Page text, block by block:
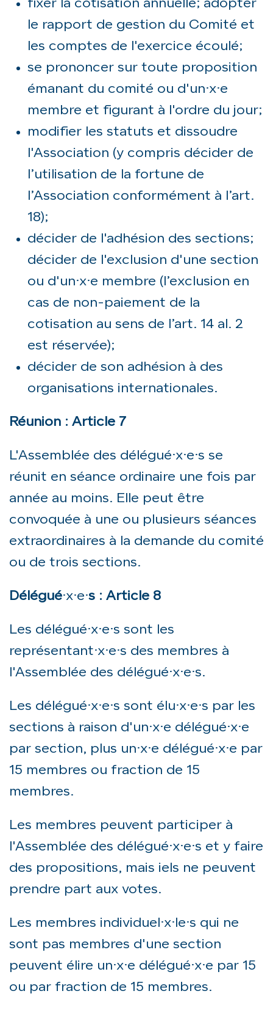
fixer la cotisation annuelle; adopter
le rapport de gestion du Comité et
les comptes de l'exercice écoulé;
se prononcer sur toute proposition
émanant du comité ou d'un·x·e
membre et figurant à l'ordre du jour;
modifier les statuts et dissoudre
l'Association (y compris décider de
l’utilisation de la fortune de
l’Association conformément à l’art.
18);
décider de l'adhésion des sections;
décider de l'exclusion d'une section
ou d'un·x·e membre (l’exclusion en
cas de non-paiement de la
cotisation au sens de l’art. 14 al. 2
est réservée);
décider de son adhésion à des
organisations internationales.
Réunion : Article 7
L'Assemblée des délégué·x·e·s se
réunit en séance ordinaire une fois par
année au moins. Elle peut être
convoquée à une ou plusieurs séances
extraordinaires à la demande du comité
ou de trois sections.
Délégué·x·e·s : Article 8
Les délégué·x·e·s sont les
représentant·x·e·s des membres à
l'Assemblée des délégué·x·e·s.
Les délégué·x·e·s sont élu·x·e·s par les
sections à raison d'un·x·e délégué·x·e
par section, plus un·x·e délégué·x·e par
15 membres ou fraction de 15
membres.
Les membres peuvent participer à
l'Assemblée des délégué·x·e·s et y faire
des propositions, mais iels ne peuvent
prendre part aux votes.
Les membres individuel·x·le·s qui ne
sont pas membres d'une section
peuvent élire un·x·e délégué·x·e par 15
ou par fraction de 15 membres.